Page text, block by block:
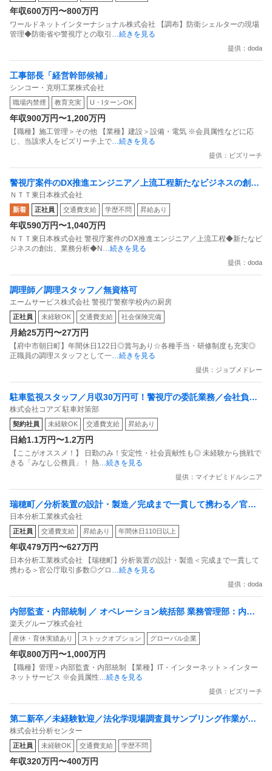
年収600万円〜800万円
ワールドネットインターナショナル株式会社 【調布】防衛シェルターの現場
管理◆防衛省や警視庁との取引 …続きを見る
提供：doda
工事部長「経営幹部候補」
シンコー・克明工業株式会社
職場内禁煙 教育充実 U・IターンOK
年収900万円〜1,200万円
【職種】施工管理＞その他 【業種】建設＞設備・電気 ※会員属性などに応
じ、当該求人をビズリーチ上で…続きを見る
提供：ビズリーチ
警視庁案件のDX推進エンジニア／上流工程新たなビジネスの創出
／業務分析NTT東日本／J3021
ＮＴＴ東日本株式会社
新着 正社員 交通費支給 学歴不問 昇給あり
年収590万円〜1,040万円
ＮＴＴ東日本株式会社 警視庁案件のDX推進エンジニア／上流工程◆新たなビ
ジネスの創出、業務分析◆N …続きを見る
提供：doda
調理師／調理スタッフ／無資格可
エームサービス株式会社 警視庁警察学校内の厨房
正社員 未経験OK 交通費支給 社会保険完備
月給25万円〜27万円
【府中市朝日町】年間休日122日◎賞与あり☆各種手当・研修制度も充実◎
正職員の調理スタッフとして一…続きを見る
提供：ジョブメドレー
駐車監視スタッフ／月収30万円可！警視庁の委託業務／会社負担
で資格取得できる！未経験OK／定年後にも／駐車監視員
株式会社コアズ 駐車対策部
契約社員 未経験OK 交通費支給 昇給あり
日給1.1万円〜1.2万円
【ここがオススメ！】 日勤のみ！安定性・社会貢献性も◎ 未経験から挑戦で
きる「みなし公務員」！ 熱…続きを見る
提供：マイナビミドルシニア
瑞穂町／分析装置の設計・製造／完成まで一貫して携わる／官公
庁取引多数グローバルニッチトップ
日本分析工業株式会社
正社員 交通費支給 昇給あり 年間休日110日以上
年収479万円〜627万円
日本分析工業株式会社 【瑞穂町】分析装置の設計・製造＜完成まで一貫して
携わる＞官公庁取引多数◎グロ …続きを見る
提供：doda
内部監査・内部統制 ／ オペレーション統括部 業務管理部：内部
統制 マネージャー候補（C＆M）
楽天グループ株式会社
産休・育休実績あり ストックオプション グローバル企業
年収800万円〜1,000万円
【職種】管理＞内部監査・内部統制 【業種】IT・インターネット＞インター
ネットサービス ※会員属性…続きを見る
提供：ビズリーチ
第二新卒／未経験歓迎／法化学現場調査員サンプリング作業が中
心理系の経験が活きる！
株式会社分析センター
正社員 未経験OK 交通費支給 学歴不問
年収320万円〜400万円